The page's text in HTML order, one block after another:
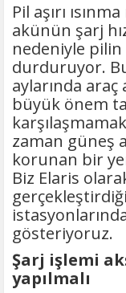
Pil aşırı
akünün şarj
nedeniyle pilin
durduruyor.
aylarında
büyük önem
zaman güneş
korunan bir
Biz Elaris
gösteriyoruz.
Şarj işlemi
yapılmalı